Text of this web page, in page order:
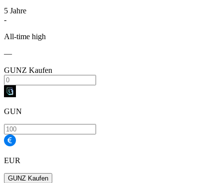
5 Jahre
-
All-time high
—
GUNZ Kaufen
GUN
EUR
GUNZ Kaufen